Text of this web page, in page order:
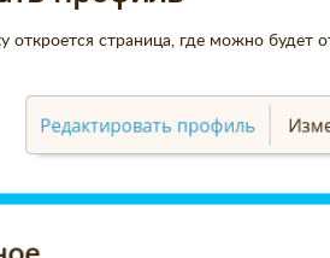
откроется страница, где можно будет